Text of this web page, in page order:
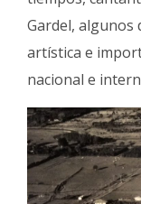
Gardel, algunos
artística e
nacional e